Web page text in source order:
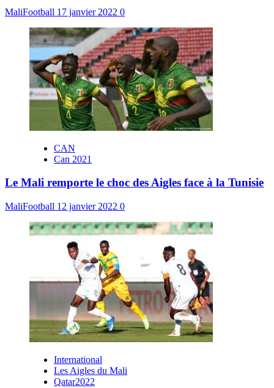
MaliFootball 17 janvier 2022 0
CAN
Can 2021
Le Mali remporte le choc des Aigles face à la Tunisie
MaliFootball 12 janvier 2022 0
International
Les Aigles du Mali
Qatar2022